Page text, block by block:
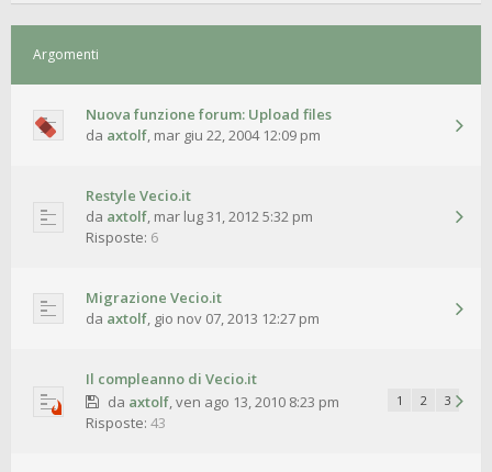
Argomenti
Nuova funzione forum: Upload files
da axtolf, mar giu 22, 2004 12:09 pm
Restyle Vecio.it
da axtolf, mar lug 31, 2012 5:32 pm
Risposte: 6
Migrazione Vecio.it
da axtolf, gio nov 07, 2013 12:27 pm
Il compleanno di Vecio.it
da axtolf,ven ago 13, 2010 8:23 pm 1 2 3
Risposte: 43